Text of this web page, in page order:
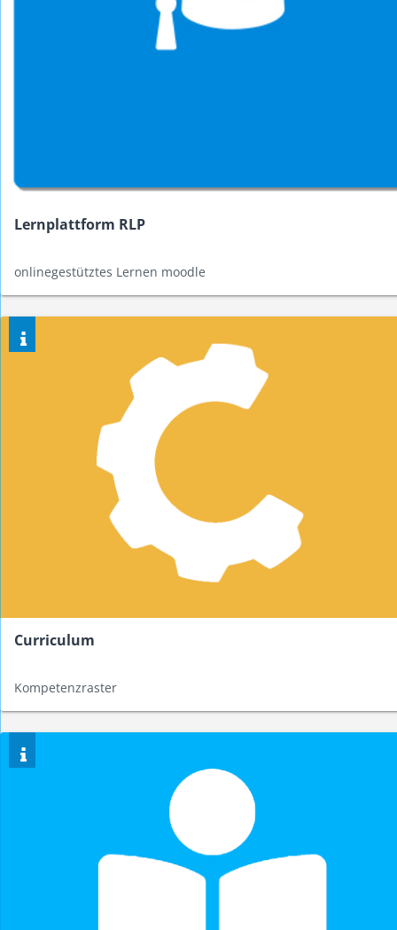
Lernplattform RLP
onlinegestütztes Lernen moodle
Curriculum
Kompetenzraster